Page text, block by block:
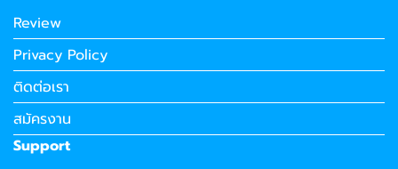
Review
Privacy Policy
ติดต่อเรา
สมัครงาน
Support